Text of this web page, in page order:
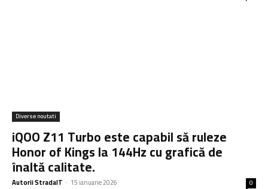
Diverse noutati
iQOO Z11 Turbo este capabil să ruleze
Honor of Kings la 144Hz cu grafică de
înaltă calitate.
Autorii StradaIT - 15 ianuarie 2026 0